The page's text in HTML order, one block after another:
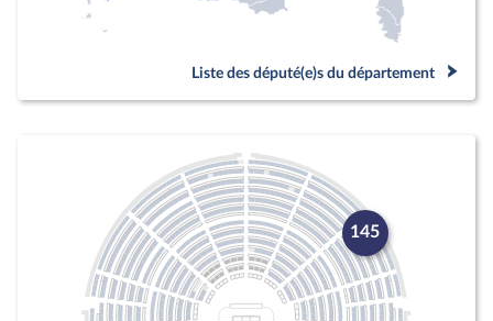
Liste des député(e)s du département
145